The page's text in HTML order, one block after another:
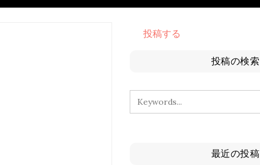
投稿する
投稿の検索
最近の投稿